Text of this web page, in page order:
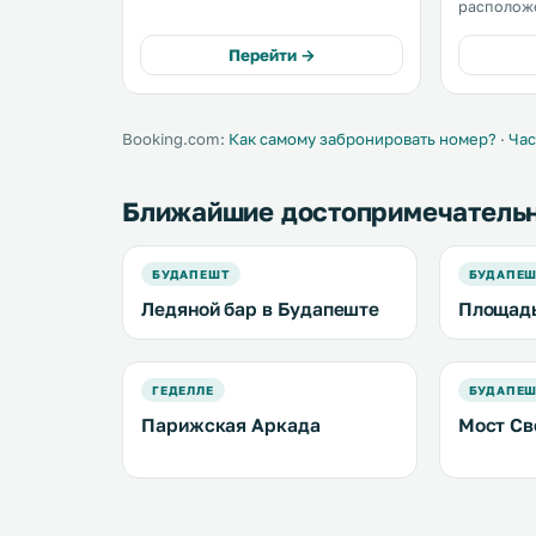
бесплатный Wi-Fi. .
Перейти →
музей
всей
Booking.com: Как самому забронировать номер? ·
Ближайшие
БУДАПЕШТ
Ледяной бар в Будапеште
ГЕДЕЛЛЕ
Парижская Аркада Мост